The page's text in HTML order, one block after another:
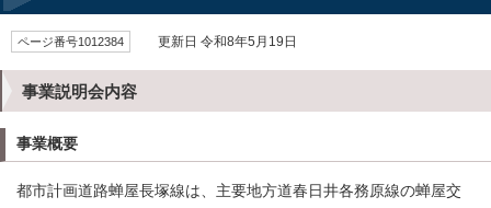
ページ番号1012384 更新日 令和8年5月19日
事業説明会内容
事業概要
都市計画道路蝉屋長塚線は、主要地方道春日井各務原線の蝉屋交